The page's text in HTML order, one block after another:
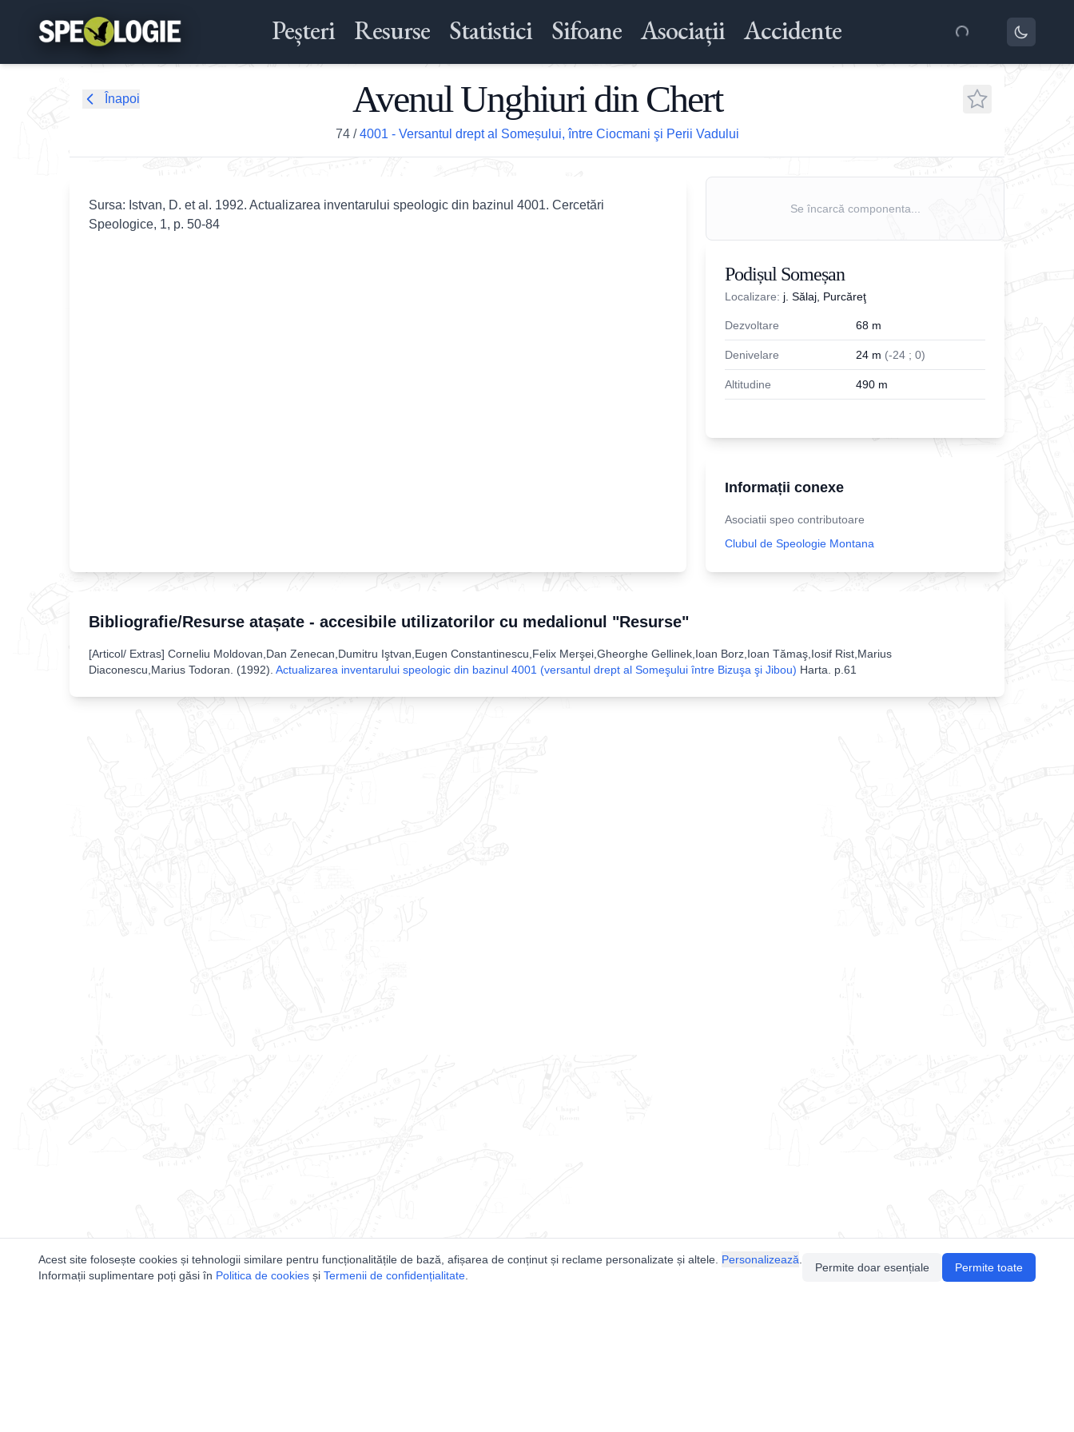
Peșteri Resurse Statistici Sifoane Asociații Accidente
Înapoi Avenul Unghiuri din Chert
74/4001 - Versantul drept al Someșului, între Ciocmani şi Perii Vadului
Sursa: Istvan, D. et al. 1992. Actualizarea inventarului speologic din bazinul 4001. Cercetări
Speologice, 1, p. 50-84
Se încarcă componenta...
Podișul Someșan
Localizare: j. Sălaj, Purcăreţ
Dezvoltare 68 m
Denivelare 24 m (-24 ; 0)
Altitudine 490 m
Informații conexe
Asociatii speo contributoare
Clubul de Speologie Montana
Bibliografie/Resurse atașate - accesibile utilizatorilor cu medalionul "Resurse"
[Articol/ Extras] Corneliu Moldovan,Dan Zenecan,Dumitru Iştvan,Eugen Constantinescu,Felix Merşei,Gheorghe Gellinek,Ioan Borz,Ioan Tămaş,Iosif Rist,Marius
Diaconescu,Marius Todoran . (1992). Actualizarea inventarului speologic din bazinul 4001 (versantul drept al Someşului între Bizuşa şi Jibou) Harta p.61
Acest site folosește cookies și tehnologii similare pentru funcționalitățile de bază, afișarea de conținut și reclame personalizate și altele. Personalizează
Informații suplimentare poți găsi în Politica de cookies și Termenii de confidențialitate
Permite doar esențiale Permite toate